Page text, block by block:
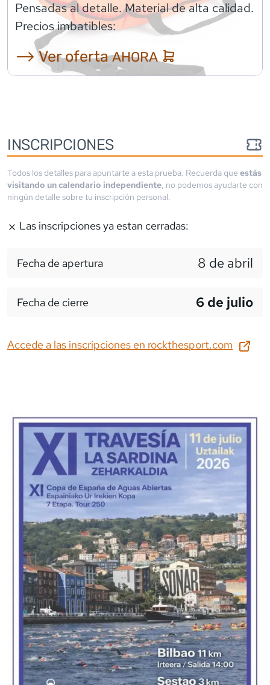
Pensadas al detalle. Material de alta calidad.
Precios imbatibles:
⟶ Ver ofertaAHORA
INSCRIPCIONES
Todos los detalles para apuntarte a esta prueba. Recuerda que estás
visitando un calendario independiente, no podemos ayudarte con
ningún detalle sobre tu inscripción personal.
Las inscripciones ya estan cerradas:
Fecha de apertura 8 de abril
Fecha de cierre 6 de julio
Accede a las inscripciones en rockthesport.com